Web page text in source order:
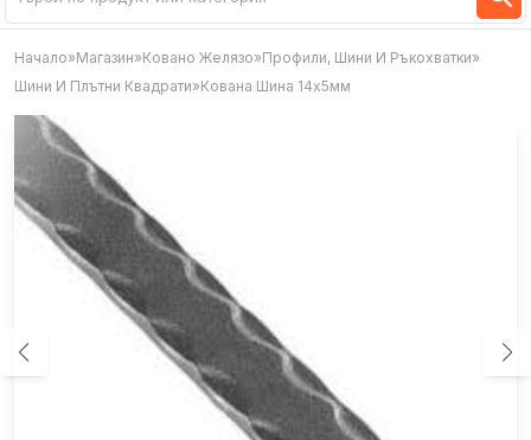
Начало»Магазин»Ковано Желязо»Профили, Шини И Ръкохватки»
Шини И Плътни Квадрати»Кована Шина 14х5мм